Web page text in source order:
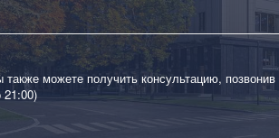
также можете получить консультацию,
21:00)